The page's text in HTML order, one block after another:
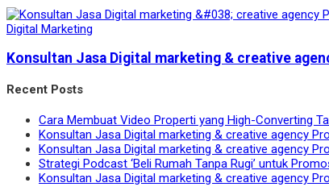
Digital Marketing
Konsultan Jasa Digital marketing & creative
Recent Posts
Cara Membuat Video Properti yang High-Converting
Konsultan Jasa Digital marketing & creative agency
Konsultan Jasa Digital marketing & creative agency
Strategi Podcast ‘Beli Rumah Tanpa Rugi’ untuk
Konsultan Jasa Digital marketing & creative agency